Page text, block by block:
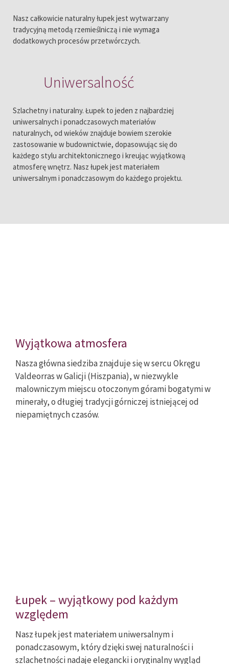
Nasz całkowicie naturalny łupek jest wytwarzany
tradycyjną metodą rzemieślniczą i nie wymaga
dodatkowych procesów przetwórczych.
Uniwersalność
Szlachetny i naturalny. Łupek to jeden z najbardziej
uniwersalnych i ponadczasowych materiałów
naturalnych, od wieków znajduje bowiem szerokie
zastosowanie w budownictwie, dopasowując się do
każdego stylu architektonicznego i kreując wyjątkową
atmosferę wnętrz. Nasz łupek jest materiałem
uniwersalnym i ponadczasowym do każdego projektu.
Wyjątkowa atmosfera
Nasza główna siedziba znajduje się w sercu Okręgu
Valdeorras w Galicji (Hiszpania), w niezwykle
malowniczym miejscu otoczonym górami bogatymi w
minerały, o długiej tradycji górniczej istniejącej od
niepamiętnych czasów.
Łupek – wyjątkowy pod każdym
względem
Nasz łupek jest materiałem uniwersalnym i
ponadczasowym, który dzięki swej naturalności i
szlachetności nadaje elegancki i oryginalny wygląd